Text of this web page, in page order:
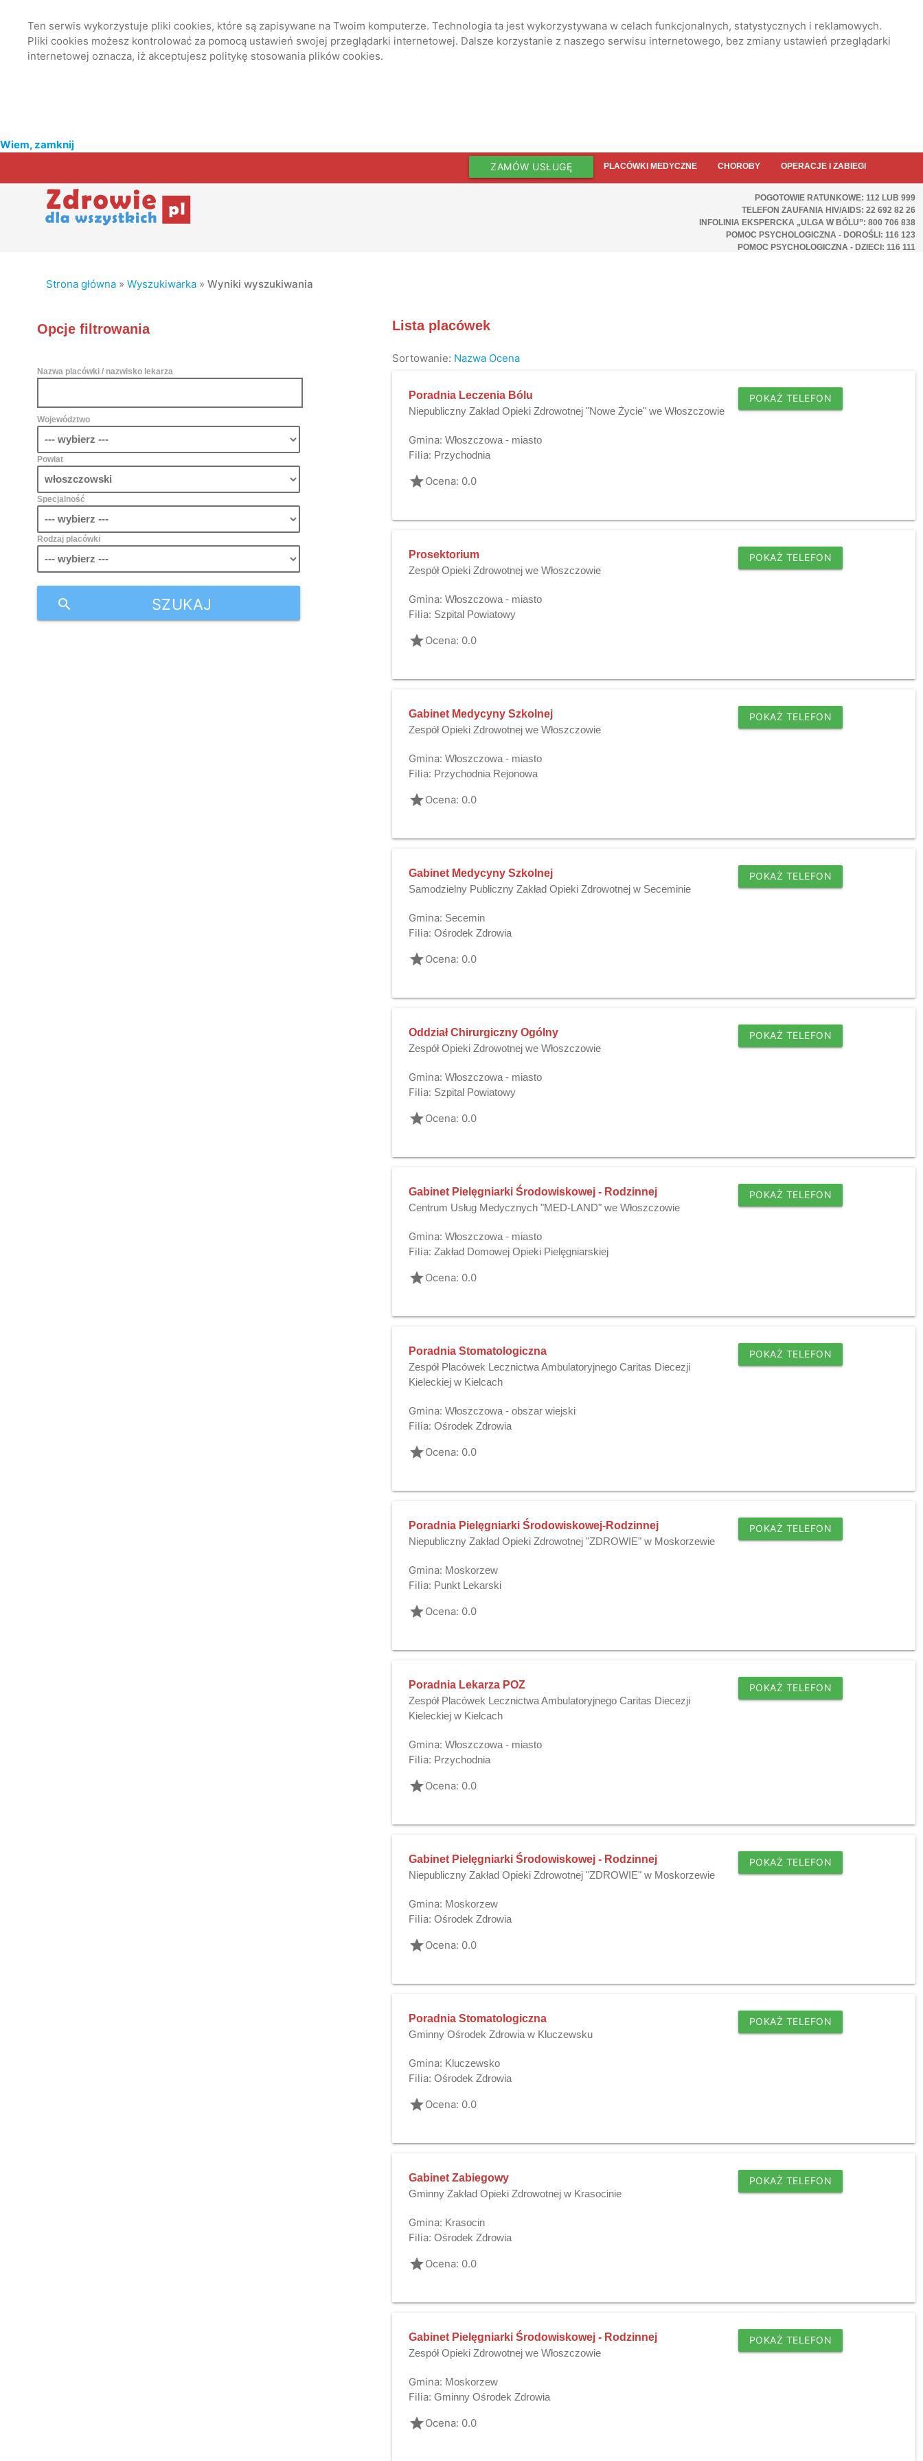
Ten serwis wykorzystuje pliki cookies, które są zapisywane na Twoim komputerze. Technologia ta jest wykorzystywana w celach funkcjonalnych, statystycznych i reklamowych.
Pliki cookies możesz kontrolować za pomocą ustawień swojej przeglądarki internetowej. Dalsze korzystanie z naszego serwisu internetowego, bez zmiany ustawień przeglądarki
internetowej oznacza, iż akceptujesz politykę stosowania plików cookies.
Wiem, zamknij
ZAMÓW USŁUGĘ PLACÓWKI MEDYCZNE CHOROBY OPERACJE I ZABIEGI
POGOTOWIE RATUNKOWE: 112 LUB 999
TELEFON ZAUFANIA HIV/AIDS: 22 692 82 26
INFOLINIA EKSPERCKA „ULGA W BÓLU”: 800 706 838
POMOC PSYCHOLOGICZNA - DOROŚLI: 116 123
POMOC PSYCHOLOGICZNA - DZIECI: 116 111
Strona główna »Wyszukiwarka »Wyniki wyszukiwania
Opcje filtrowania
Nazwa placówki / nazwisko lekarza
Województwo
Powiat
Specjalność
Rodzaj placówki
SZUKAJ
search
Lista placówek
Sortowanie: Nazwa Ocena
Poradnia Leczenia Bólu
Niepubliczny Zakład Opieki Zdrowotnej "Nowe Życie" we Włoszczowie
POKAŻ TELEFON
Gmina: Włoszczowa - miasto
Filia: Przychodnia
gradeOcena: 0.0
Prosektorium
Zespół Opieki Zdrowotnej we Włoszczowie
POKAŻ TELEFON
Gmina: Włoszczowa - miasto
Filia: Szpital Powiatowy
gradeOcena: 0.0
Gabinet Medycyny Szkolnej
Zespół Opieki Zdrowotnej we Włoszczowie
POKAŻ TELEFON
Gmina: Włoszczowa - miasto
Filia: Przychodnia Rejonowa
gradeOcena: 0.0
Gabinet Medycyny Szkolnej
Samodzielny Publiczny Zakład Opieki Zdrowotnej w Seceminie
POKAŻ TELEFON
Gmina: Secemin
Filia: Ośrodek Zdrowia
gradeOcena: 0.0
Oddział Chirurgiczny Ogólny
Zespół Opieki Zdrowotnej we Włoszczowie
POKAŻ TELEFON
Gmina: Włoszczowa - miasto
Filia: Szpital Powiatowy
gradeOcena: 0.0
Gabinet Pielęgniarki Środowiskowej - Rodzinnej
Centrum Usług Medycznych "MED-LAND" we Włoszczowie
POKAŻ TELEFON
Gmina: Włoszczowa - miasto
Filia: Zakład Domowej Opieki Pielęgniarskiej
gradeOcena: 0.0
Poradnia Stomatologiczna
Zespół Placówek Lecznictwa Ambulatoryjnego Caritas Diecezji
Kieleckiej w Kielcach
POKAŻ TELEFON
Gmina: Włoszczowa - obszar wiejski
Filia: Ośrodek Zdrowia
gradeOcena: 0.0
Poradnia Pielęgniarki Środowiskowej-Rodzinnej
Niepubliczny Zakład Opieki Zdrowotnej "ZDROWIE" w Moskorzewie
POKAŻ TELEFON
Gmina: Moskorzew
Filia: Punkt Lekarski
gradeOcena: 0.0
Poradnia Lekarza POZ
Zespół Placówek Lecznictwa Ambulatoryjnego Caritas Diecezji
Kieleckiej w Kielcach
POKAŻ TELEFON
Gmina: Włoszczowa - miasto
Filia: Przychodnia
gradeOcena: 0.0
Gabinet Pielęgniarki Środowiskowej - Rodzinnej
Niepubliczny Zakład Opieki Zdrowotnej "ZDROWIE" w Moskorzewie
POKAŻ TELEFON
Gmina: Moskorzew
Filia: Ośrodek Zdrowia
gradeOcena: 0.0
Poradnia Stomatologiczna
Gminny Ośrodek Zdrowia w Kluczewsku
POKAŻ TELEFON
Gmina: Kluczewsko
Filia: Ośrodek Zdrowia
gradeOcena: 0.0
Gabinet Zabiegowy
Gminny Zakład Opieki Zdrowotnej w Krasocinie
POKAŻ TELEFON
Gmina: Krasocin
Filia: Ośrodek Zdrowia
gradeOcena: 0.0
Gabinet Pielęgniarki Środowiskowej - Rodzinnej
Zespół Opieki Zdrowotnej we Włoszczowie
POKAŻ TELEFON
Gmina: Moskorzew
Filia: Gminny Ośrodek Zdrowia
gradeOcena: 0.0